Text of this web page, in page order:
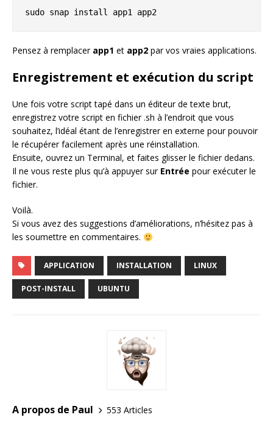
sudo snap install app1 app2
Pensez à remplacer app1 et app2 par vos vraies applications.
Enregistrement et exécution du script
Une fois votre script tapé dans un éditeur de texte brut,
enregistrez votre script en fichier .sh à l’endroit que vous
souhaitez, l’idéal étant de l’enregistrer en externe pour pouvoir
le récupérer facilement après une réinstallation.
Ensuite, ouvrez un Terminal, et faites glisser le fichier dedans.
Il ne vous reste plus qu’à appuyer sur Entrée pour exécuter le
fichier.
Voilà.
Si vous avez des suggestions d’améliorations, n’hésitez pas à
les soumettre en commentaires.
APPLICATION INSTALLATION LINUX
POST-INSTALL UBUNTU
A propos de Paul
553 Articles